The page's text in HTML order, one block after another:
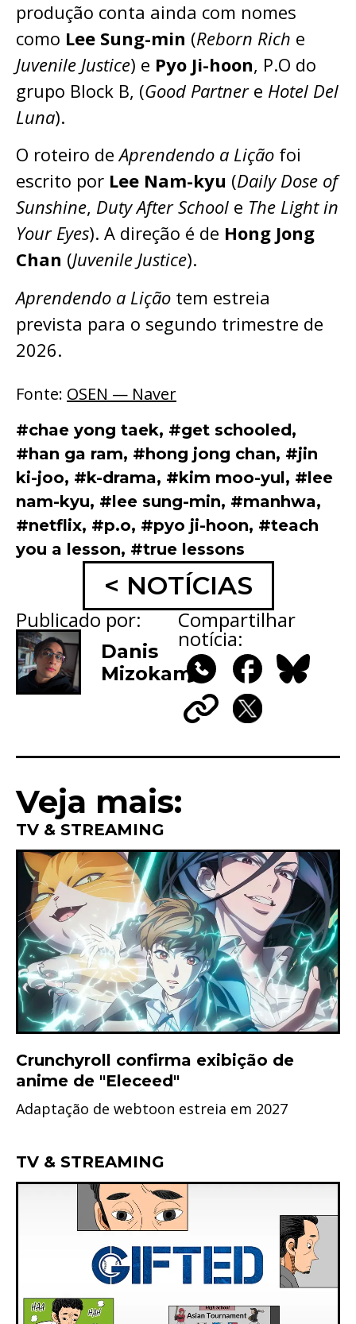
produção conta ainda com nomes
como Lee Sung-min (Reborn Rich e
Juvenile Justice) e Pyo Ji-hoon, P.O do
grupo Block B, (Good Partnere Hotel Del
Luna).
O roteiro deAprendendo a Lição foi
escrito por Lee Nam-kyu (Daily Dose of
Sunshine, Duty After School e The Light in
Your Eyes). A direção é de Hong Jong
Chan (Juvenile Justice).
Aprendendo a Lição tem estreia
prevista para o segundo trimestre de
2026.
Fonte: OSEN — Naver
#chae yong taek, #get schooled,
#han ga ram, #hong jong chan, #jin
ki-joo, #k-drama, #kim moo-yul, #lee
nam-kyu, #lee sung-min, #manhwa,
#netflix, #p.o, #pyo ji-hoon, #teach
you a lesson, #true lessons
< NOTÍCIAS
Publicado por:
Danis
Mizokami
Compartilhar
notícia:
WhatsAppFacebook
Veja mais:
TV & STREAMING
Crunchyroll confirma exibição de
anime de "Eleceed"
Adaptação de webtoon estreia em 2027
TV & STREAMING